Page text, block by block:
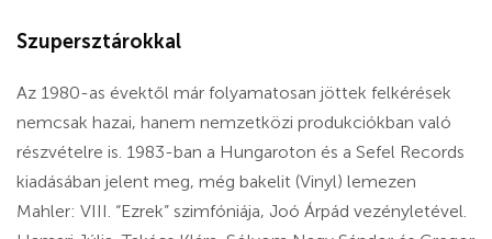
Szupersztárokkal
Az 1980-as évektől már folyamatosan jöttek felkérések
nemcsak hazai, hanem nemzetközi produkciókban való
részvételre is. 1983-ban a Hungaroton és a Sefel Records
kiadásában jelent meg, még bakelit (Vinyl) lemezen
Mahler: VIII. “Ezrek” szimfóniája, Joó Árpád vezényletével.